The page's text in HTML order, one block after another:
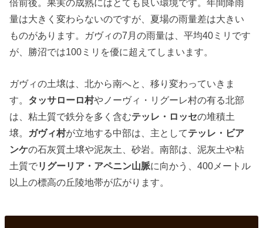
倍前後。果実の成熟にはとても良い環境です。年間降雨
量は大きく変わらないのですが、夏場の雨量差は大きい
ものがあります。ガヴィの7月の雨量は、平均40ミリです
が、勝沼では100ミリを優に超えてしまいます。
ガヴィの土壌は、北から南へと、移り変わっていきま
す。 タッサローロ村やノーヴィ・リグーレ村の有る北部
は、粘土質で鉄分を多く含むテッレ・ロッセの堆積土
壌。 ガヴィ村が立地する中部は、主としてテッレ・ビア
ンケの石灰質土壌や泥灰土、砂岩。南部は、泥灰土や粘
土質でリグーリア・アペニン山脈に向かう、400メートル
以上の標高の丘陵地帯が広がります。